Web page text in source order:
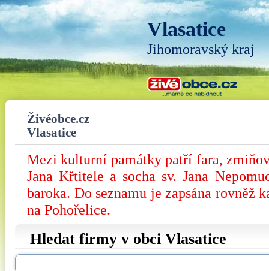
Vlasatice
Jihomoravský kraj
Živéobce.cz
Vlasatice
Mezi kulturní památky patří fara,
Jana Křtitele a socha sv. Jana
baroka. Do seznamu je zapsána rovněž
na Pohořelice.
Hledat firmy v obci Vlasatice